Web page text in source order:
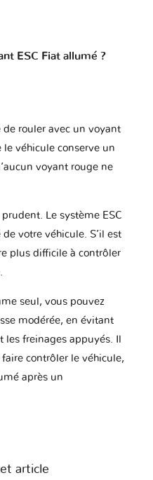
ESC Fiat allumé ?
rouler avec un voyant
véhicule conserve un
voyant rouge ne
Le système ESC
votre véhicule. S’il est
plus difficile à contrôler
seul, vous pouvez
modérée, en évitant
les freinages appuyés. Il
contrôler le véhicule,
après un
article